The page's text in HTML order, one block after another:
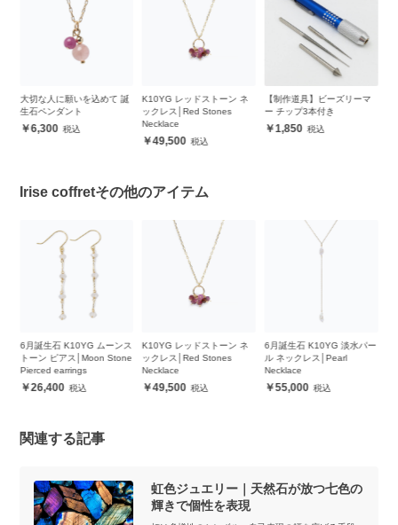
大切な人に願いを込めて 誕
生石ペンダント
6,300
K10YG レッドストーン ネ
ックレス│Red Stones
Necklace
49,500
【制作道具】ビーズリーマ
ー チップ3本付き
1,850
Irise coffretその他のアイテム
6月誕生石 K10YG ムーンス
トーン ピアス│Moon Stone
Pierced earrings
26,400
K10YG レッドストーン ネ
ックレス│Red Stones
Necklace
49,500
6月誕生石 K10YG 淡水パー
ル ネックレス│Pearl
Necklace
55,000
関連する記事
虹色ジュエリー｜天然石が放つ七色の
輝きで個性を表現